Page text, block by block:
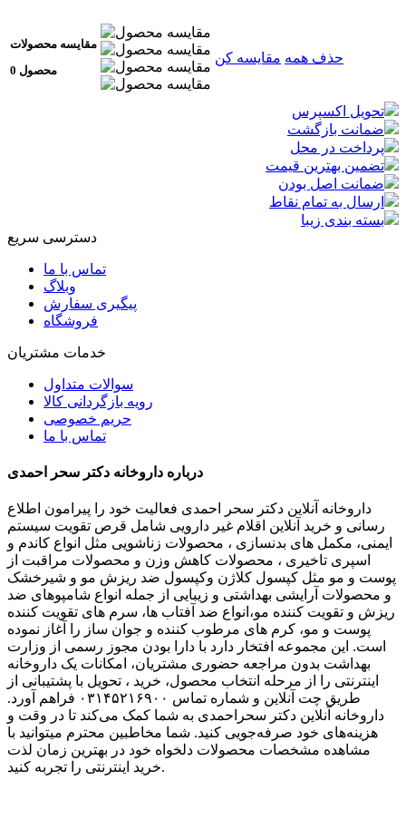
مقایسه محصولات
0 محصول
حذف همه مقایسه کن
تحویل اکسپرس
ضمانت بازگشت
پرداخت در محل
تضمین بهترین قیمت
ضمانت اصل بودن
ارسال به تمام نقاط
بسته بندی زیبا
دسترسی سریع
تماس با ما
وبلاگ
پیگیری سفارش
فروشگاه
خدمات مشتریان
سوالات متداول
رویه بازگردانی کالا
حریم خصوصی
تماس با ما
درباره داروخانه دکتر سحر احمدی
داروخانه آنلاین دکتر سحر احمدی فعالیت خود را پیرامون اطلاع
رسانی و خرید آنلاین اقلام غیر دارویی شامل قرص تقویت سیستم
ایمنی، مکمل های بدنسازی ، محصولات زناشویی مثل انواع کاندم و
اسپری تاخیری ، محصولات کاهش وزن و محصولات مراقبت از
پوست و مو مثل کپسول کلاژن وکپسول ضد ریزش مو و شیرخشک
و محصولات آرایشی بهداشتی و زیبایی از جمله انواع شامپوهای ضد
ریزش و تقویت کننده مو،انواع ضد آفتاب ها، سرم های تقویت کننده
پوست و مو، کرم های مرطوب کننده و جوان ساز را آغاز نموده
است. این مجموعه افتخار دارد با دارا بودن مجوز رسمی از وزارت
بهداشت بدون مراجعه حضوری مشتریان، امکانات یک داروخانه
اینترنتی را از مرحله انتخاب محصول، خرید ، تحویل با پشتیبانی از
طریق چت آنلاین و شماره تماس ۰۳۱۴۵۲۱۶۹۰۰ فراهم آورد.
داروخانه آنلاین دکتر سحراحمدی به شما کمک می‌کند تا در وقت و
هزینه‌های خود صرفه‌جویی کنید. شما مخاطبین محترم میتوانید با
مشاهده مشخصات محصولات دلخواه خود در بهترین زمان لذت
خرید اینترنتی را تجربه کنید.